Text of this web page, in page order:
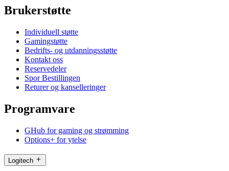
Brukerstøtte
Individuell støtte
Gamingstøtte
Bedrifts- og utdanningsstøtte
Kontakt oss
Reservedeler
Spor Bestillingen
Returer og kanselleringer
Programvare
GHub for gaming og strømming
Options+ for ytelse
Logitech